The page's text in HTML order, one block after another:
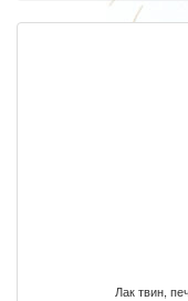
Лак твин,